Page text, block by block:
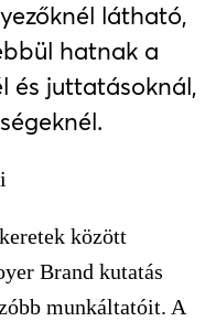
látható,
hatnak a
és juttatásoknál,
között
Brand kutatás
munkáltatóit. A